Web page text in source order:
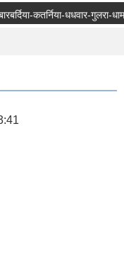
कतर्निया-धधवार-